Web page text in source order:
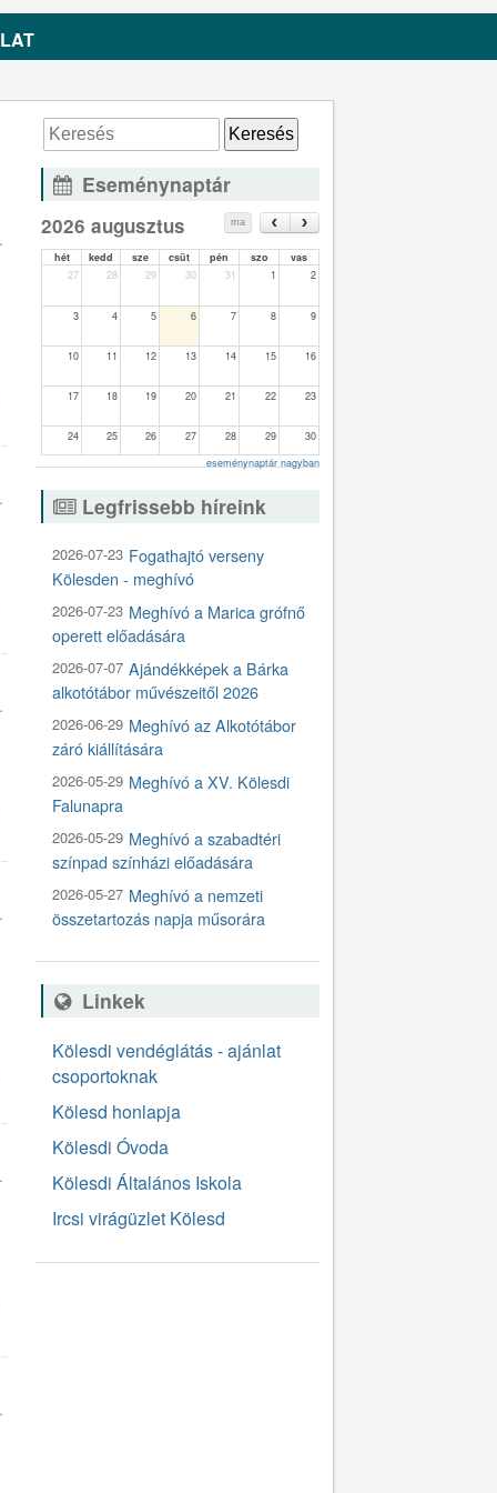
Eseménynaptár
2026 augusztus ma
hét kedd sze csüt pén szo
vas
27
28 29 30 31 1 2
3 4 5 6 7 8 9
10 11 12 13 14 15 16
17 18 19 20 21 22 23
24 25 26 27 28 29 30
eseménynaptár nagyban
Legfrissebb híreink
2026-07-23 Fogathajtó verseny
Kölesden - meghívó
2026-07-23 Meghívó a Marica grófnő
operett előadására
2026-07-07 Ajándékképek a Bárka
alkotótábor művészeitől 2026
2026-06-29 Meghívó az Alkotótábor
záró kiállítására
2026-05-29 Meghívó a XV. Kölesdi
Falunapra
2026-05-29 Meghívó a szabadtéri
színpad színházi előadására
2026-05-27 Meghívó a nemzeti
összetartozás napja műsorára
Linkek
Kölesdi vendéglátás - ajánlat
csoportoknak
Kölesd honlapja
Kölesdi Óvoda
Kölesdi Általános Iskola
Ircsi virágüzlet Kölesd